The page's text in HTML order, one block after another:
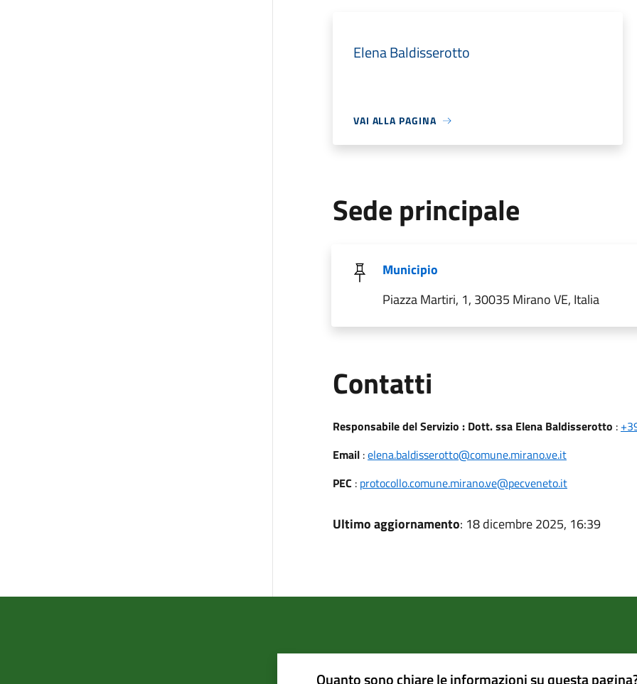
Elena Baldisserotto
VAI ALLA PAGINA
Sede principale
Municipio
Piazza Martiri, 1, 30035 Mirano VE, Italia
Contatti
Responsabile del Servizio : Dott. ssa Elena Baldisserotto :
Email:elena.baldisserotto@comune.mirano.ve.it
PEC : protocollo.comune.mirano.ve@pecveneto.it
Ultimo aggiornamento: 18 dicembre 2025, 16:39
Quanto sono chiare le informazioni su questa